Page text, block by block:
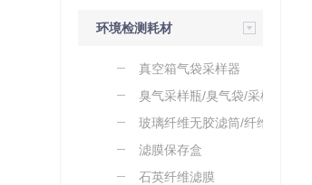
环境检测耗材
真空箱气袋采样器
臭气采样瓶/臭气袋/采样
桶
玻璃纤维无胶滤筒/纤维素
滤筒
滤膜保存盒
石英纤维滤膜